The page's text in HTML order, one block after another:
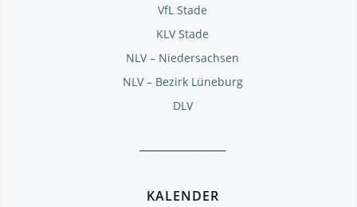
VfL Stade
KLV Stade
NLV – Niedersachsen
NLV – Bezirk Lüneburg
DLV
KALENDER